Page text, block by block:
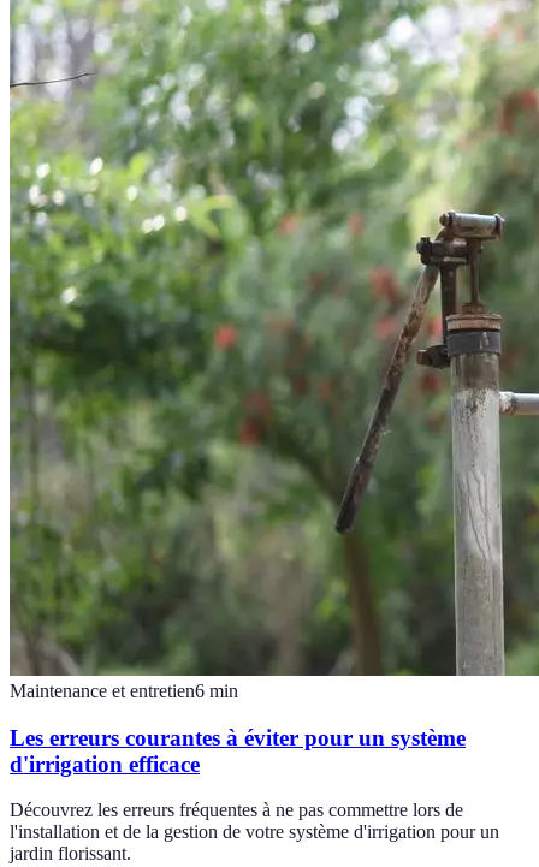
Maintenance et entretien6 min
Les erreurs courantes à éviter pour un système
d'irrigation efficace
Découvrez les erreurs fréquentes à ne pas commettre lors de
l'installation et de la gestion de votre système d'irrigation pour un
jardin florissant.